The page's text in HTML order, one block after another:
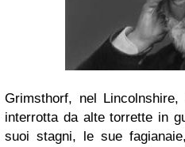
Grimsthorf, nel
interrotta da alte torrette in
suoi stagni, le sue